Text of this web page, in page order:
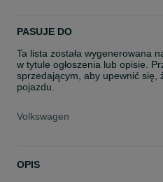
PASUJE DO
Ta lista została wygenerowana
w tytule ogłoszenia lub opisie.
sprzedającym, aby upewnić się,
pojazdu.
Volkswagen
OPIS